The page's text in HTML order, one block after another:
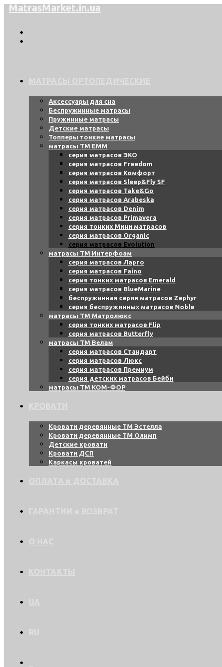
Перейти
MatrasMarket.in.ua
Аксессуары для сна
Беспружинные матрасы
Пружинные матрасы
Детские матрасы
Топперы тонкие матрасы
матрасы ТМ ЕММ
серия матрасов ЭКО
серия матрасов Freedom
серия матрасов Комфорт
серия матрасов Sleep&Fly SF
серия матрасов Take&Go
серия матрасов Arabeska
серия матрасов Denim
серия матрасов Primavera
серия тонких Мини матрасов
серия матрасов Organic
серия матрасов Evolution
матрасы ТМ Интерфоам
серия матрасов Ларго
серия матрасов Faino
серия тонких матрасов Emerald
серия матрасов BlueMarine
беспружинная серия матрасов Zephyr
серия беспружинных матрасов Noble
матрасы ТМ Матролюкс
серия тонких матрасов Flip
серия матрасов Butterfly
матрасы ТМ Велам
серия матрасов Стандарт
серия матрасов Люкс
серия матрасов Премиум
серия детских матрасов Бейби
матрасы ТМ КОМ-ФОР
Кровати деревянные ТМ Эстелла
Кровати деревянные ТМ Олимп
Детские кровати
Кровати ДСП
Каркасы кроватей